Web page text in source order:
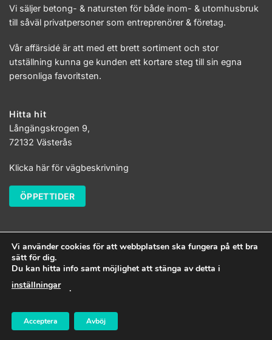
Vi säljer betong- & natursten för både inom- & utomhusbruk
till såväl privatpersoner som entreprenörer & företag.
Vår affärsidé är att med ett brett sortiment och stor
utställning kunna ge kunden ett kortare steg till sin egna
personliga favoritsten.
Hitta hit
Långängskrogen 9,
72132 Västerås
Klicka här för vägbeskrivning
ÖPPETTIDER
Stencompagniet i Västerås
copyrightskyddat.
Vi använder cookies för att webbplatsen ska fungera på ett bra
sätt för dig.
Du kan hitta info samt möjlighet att stänga av detta i
inställningar
.
Acceptera Avböj